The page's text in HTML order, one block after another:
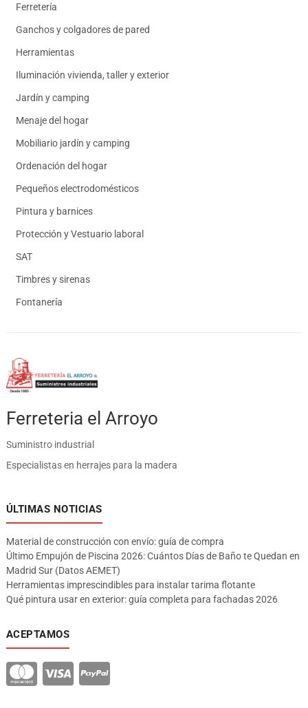
Ferretería
Ganchos y colgadores de pared
Herramientas
Iluminación vivienda, taller y exterior
Jardín y camping
Menaje del hogar
Mobiliario jardín y camping
Ordenación del hogar
Pequeños electrodomésticos
Pintura y barnices
Protección y Vestuario laboral
SAT
Timbres y sirenas
Fontanería
Ferreteria el Arroyo
Suministro industrial
Especialistas en herrajes para la madera
ÚLTIMAS NOTICIAS
Material de construcción con envío: guía de compra
Último Empujón de Piscina 2026: Cuántos Días de Baño te Quedan en
Madrid Sur (Datos AEMET)
Herramientas imprescindibles para instalar tarima flotante
Qué pintura usar en exterior: guía completa para fachadas 2026
ACEPTAMOS